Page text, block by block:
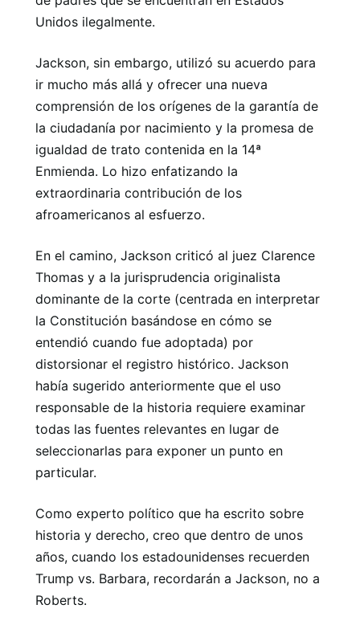
Unidos ilegalmente.
Jackson, sin embargo, utilizó su acuerdo para
ir mucho más allá y ofrecer una nueva
comprensión de los orígenes de la garantía de
la ciudadanía por nacimiento y la promesa de
igualdad de trato contenida en la 14ª
Enmienda. Lo hizo enfatizando la
extraordinaria contribución de los
afroamericanos al esfuerzo.
En el camino, Jackson criticó al juez Clarence
Thomas y a la jurisprudencia originalista
dominante de la corte (centrada en interpretar
la Constitución basándose en cómo se
entendió cuando fue adoptada) por
distorsionar el registro histórico. Jackson
había sugerido anteriormente que el uso
responsable de la historia requiere examinar
todas las fuentes relevantes en lugar de
seleccionarlas para exponer un punto en
particular.
Como experto político que ha escrito sobre
historia y derecho, creo que dentro de unos
años, cuando los estadounidenses recuerden
Trump vs. Barbara, recordarán a Jackson, no a
Roberts.